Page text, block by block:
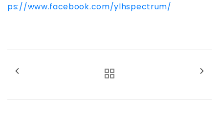
ps://www.facebook.com/ylhspectrum/